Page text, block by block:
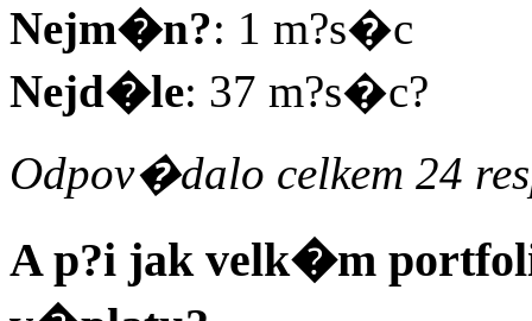
Nejm�n?: 1 m?s�c
Nejd�le: 37 m?s�c?
Odpov�dalo celkem 24
A p?i jak velk�m